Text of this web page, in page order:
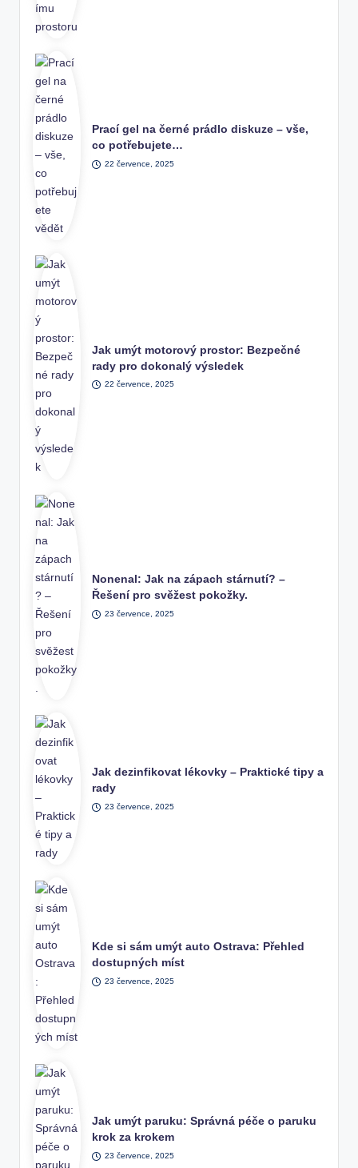
Prací gel na černé prádlo diskuze – vše,
co potřebujete…
22 července, 2025
Jak umýt motorový prostor: Bezpečné
rady pro dokonalý výsledek
22 července, 2025
Nonenal: Jak na zápach stárnutí? –
Řešení pro svěžest pokožky.
23 července, 2025
Jak dezinfikovat lékovky – Praktické tipy a
rady
23 července, 2025
Kde si sám umýt auto Ostrava: Přehled
dostupných míst
23 července, 2025
Jak umýt paruku: Správná péče o paruku
krok za krokem
23 července, 2025